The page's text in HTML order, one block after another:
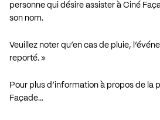
personne qui désire assister à Ciné
son nom.
Veuillez noter qu’en cas de pluie,
reporté. »
Pour plus d’information à propos de la
Façade…